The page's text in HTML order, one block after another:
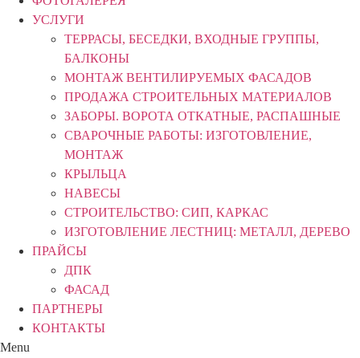
УСЛУГИ
ТЕРРАСЫ, БЕСЕДКИ, ВХОДНЫЕ ГРУППЫ,
БАЛКОНЫ
МОНТАЖ ВЕНТИЛИРУЕМЫХ ФАСАДОВ
ПРОДАЖА СТРОИТЕЛЬНЫХ МАТЕРИАЛОВ
ЗАБОРЫ. ВОРОТА ОТКАТНЫЕ, РАСПАШНЫЕ
СВАРОЧНЫЕ РАБОТЫ: ИЗГОТОВЛЕНИЕ,
МОНТАЖ
КРЫЛЬЦА
НАВЕСЫ
СТРОИТЕЛЬСТВО: СИП, КАРКАС
ИЗГОТОВЛЕНИЕ ЛЕСТНИЦ: МЕТАЛЛ, ДЕРЕВО
ПРАЙСЫ
ДПК
ФАСАД
ПАРТНЕРЫ
КОНТАКТЫ
Menu